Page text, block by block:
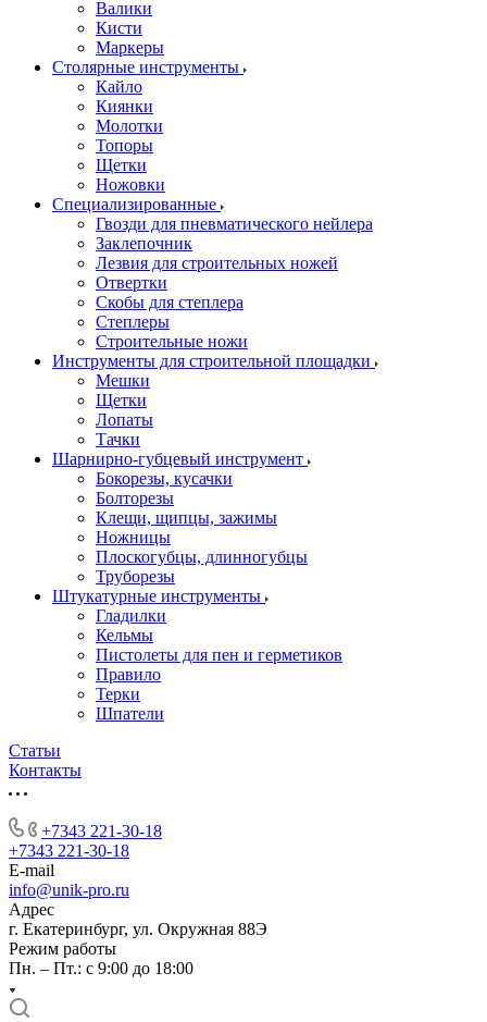
Валики
Кисти
Маркеры
Столярные инструменты
Кайло
Киянки
Молотки
Топоры
Щетки
Ножовки
Специализированные
Гвозди для пневматического нейлера
Заклепочник
Лезвия для строительных ножей
Отвертки
Скобы для степлера
Степлеры
Строительные ножи
Инструменты для строительной площадки
Мешки
Щетки
Лопаты
Тачки
Шарнирно-губцевый инструмент
Бокорезы, кусачки
Болторезы
Клещи, щипцы, зажимы
Ножницы
Плоскогубцы, длинногубцы
Труборезы
Штукатурные инструменты
Гладилки
Кельмы
Пистолеты для пен и герметиков
Правило
Терки
Шпатели
Статьи
Контакты
+7343 221-30-18
+7343 221-30-18
E-mail
info@unik-pro.ru
Адрес
г. Екатеринбург, ул. Окружная 88Э
Режим работы
Пн. – Пт.: с 9:00 до 18:00